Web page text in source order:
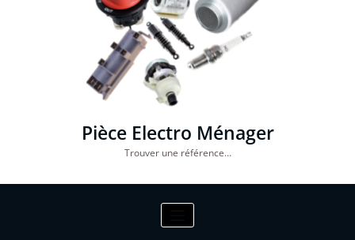
Pièce Electro Ménager
Trouver une référence…